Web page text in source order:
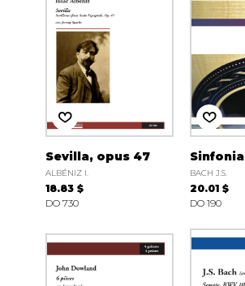
Sevilla, opus 47
ALBÉNIZ I.
18.83 $
DO 730
Sinfonia
BACH J.S.
20.01 $
DO 190